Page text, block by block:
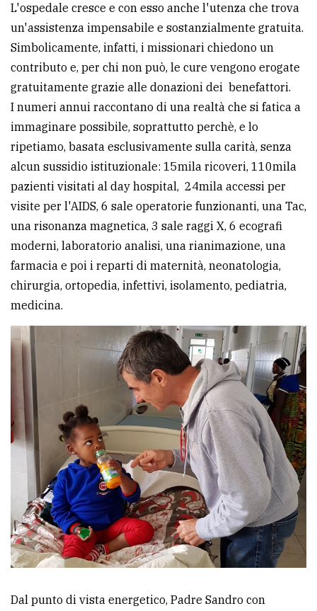
L'ospedale cresce e con esso anche l'utenza che trova
un'assistenza impensabile e sostanzialmente gratuita.
Simbolicamente, infatti, i missionari chiedono un
contributo e, per chi non può, le cure vengono erogate
gratuitamente grazie alle donazioni dei benefattori.
I numeri annui raccontano di una realtà che si fatica a
immaginare possibile, soprattutto perchè, e lo
ripetiamo, basata esclusivamente sulla carità, senza
alcun sussidio istituzionale: 15mila ricoveri, 110mila
pazienti visitati al day hospital, 24mila accessi per
visite per l'AIDS, 6 sale operatorie funzionanti, una Tac,
una risonanza magnetica, 3 sale raggi X, 6 ecografi
moderni, laboratorio analisi, una rianimazione, una
farmacia e poi i reparti di maternità, neonatologia,
chirurgia, ortopedia, infettivi, isolamento, pediatria,
medicina.
Dal punto di vista energetico, Padre Sandro con